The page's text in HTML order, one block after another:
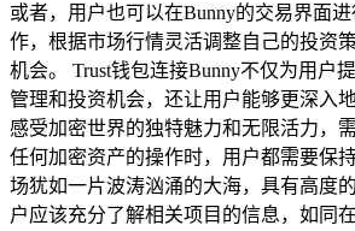
或者，用户也可以在Bunny的交易界面
作，根据市场行情灵活调整自己的投资
机会。 Trust钱包连接Bunny不仅为用户
管理和投资机会，还让用户能够更深入
感受加密世界的独特魅力和无限活力，
任何加密资产的操作时，用户都需要保
场犹如一片波涛汹涌的大海，具有高度
户应该充分了解相关项目的信息，如同